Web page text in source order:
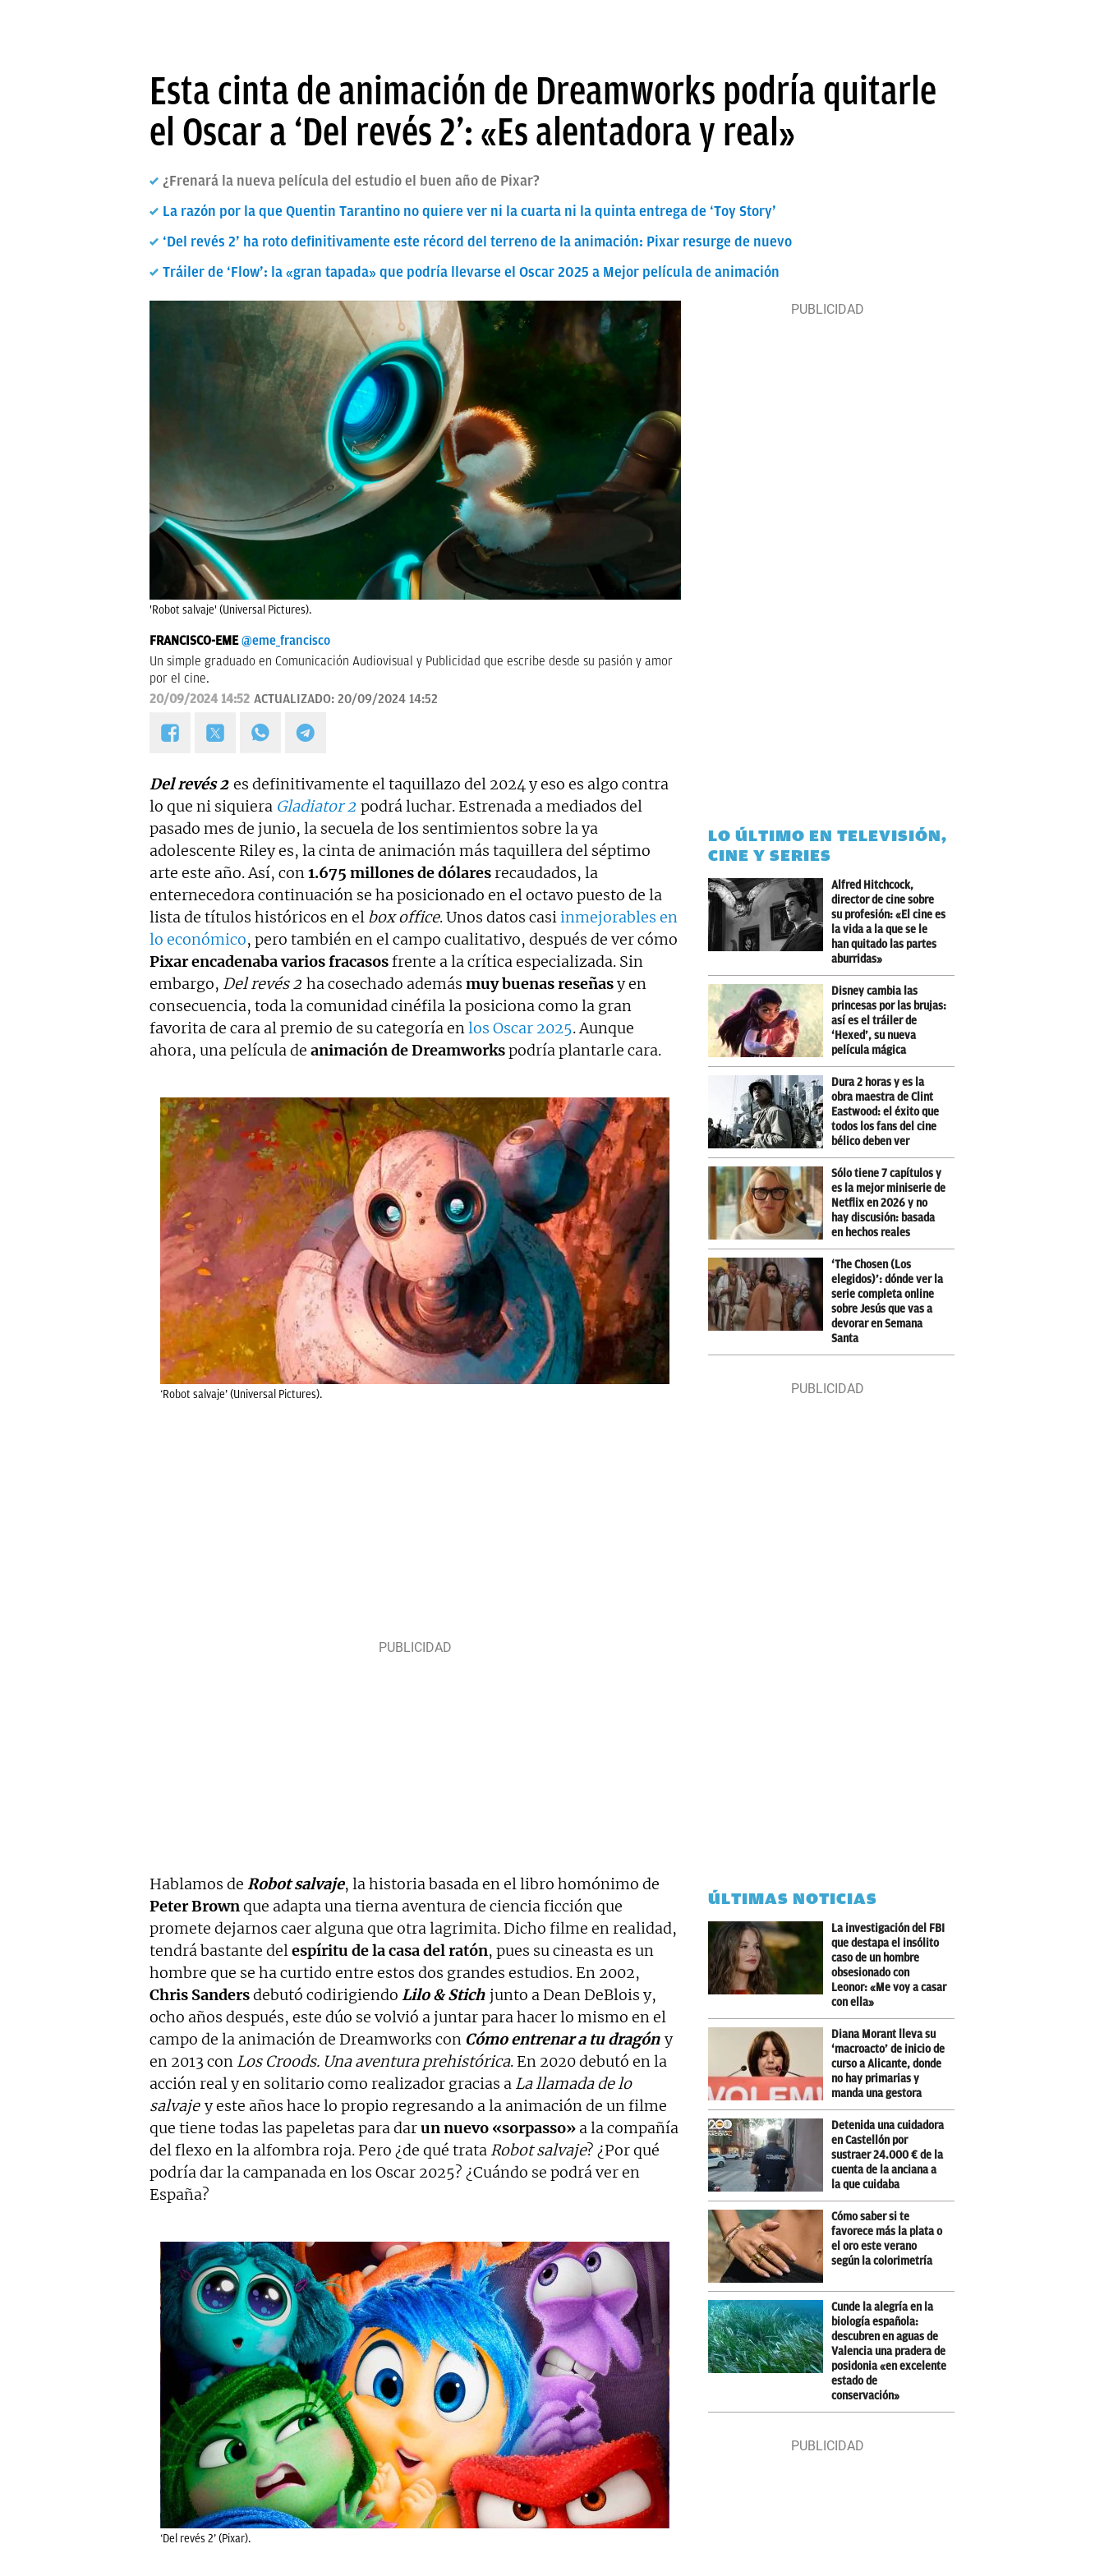
Esta cinta de animación de Dreamworks podría quitarle
el Oscar a ‘Del revés 2’: «Es alentadora y real»
¿Frenará la nueva película del estudio el buen año de Pixar?
La razón por la que Quentin Tarantino no quiere ver ni la cuarta ni la quinta entrega de ‘Toy Story’
‘Del revés 2’ ha roto definitivamente este récord del terreno de la animación: Pixar resurge de nuevo
Tráiler de ‘Flow’: la «gran tapada» que podría llevarse el Oscar 2025 a Mejor película de animación
'Robot salvaje' (Universal Pictures).
FRANCISCO-EME @eme_francisco
Un simple graduado en Comunicación Audiovisual y Publicidad que escribe desde su pasión y amor
por el cine.
20/09/2024 14:52 ACTUALIZADO: 20/09/2024 14:52
Del revés 2 es definitivamente el taquillazo del 2024 y eso es algo contra
lo que ni siquiera Gladiator 2 podrá luchar. Estrenada a mediados del
pasado mes de junio, la secuela de los sentimientos sobre la ya
adolescente Riley es, la cinta de animación más taquillera del séptimo
arte este año. Así, con1.675 millones de dólaresrecaudados, la
enternecedora continuación se ha posicionado en el octavo puesto de la
lista de títulos históricos en el box office. Unos datos casiinmejorables en
lo económico, pero también en el campo cualitativo, después de ver cómo
Pixar encadenaba varios fracasosfrente a la crítica especializada. Sin
embargo, Del revés 2 ha cosechado además muy buenas reseñasy en
consecuencia, toda la comunidad cinéfila la posiciona como la gran
favorita de cara al premio de su categoría enlos Oscar 2025. Aunque
ahora, una película de animación de Dreamworkspodría plantarle cara.
‘Robot salvaje’ (Universal Pictures).
Hablamos de Robot salvaje, la historia basada en el libro homónimo de
Peter Brownque adapta una tierna aventura de ciencia ficción que
promete dejarnos caer alguna que otra lagrimita. Dicho filme en realidad,
tendrá bastante delespíritu de la casa del ratón, pues su cineasta es un
hombre que se ha curtido entre estos dos grandes estudios. En 2002,
Chris Sandersdebutó codirigiendo Lilo & Stich junto a Dean DeBlois y,
ocho años después, este dúo se volvió a juntar para hacer lo mismo en el
campo de la animación de Dreamworks con Cómo entrenar a tu dragón y
en 2013 con Los Croods. Una aventura prehistórica. En 2020 debutó en la
acción real y en solitario como realizador gracias a La llamada de lo
salvaje y este años hace lo propio regresando a la animación de un filme
que tiene todas las papeletas para darun nuevo «sorpasso» a la compañía
del flexo en la alfombra roja. Pero ¿de qué trata Robot salvaje? ¿Por qué
podría dar la campanada en los Oscar 2025? ¿Cuándo se podrá ver en
España?
‘Del revés 2’ (Pixar).
LO ÚLTIMO EN TELEVISIÓN,
CINE Y SERIES
Alfred Hitchcock,
director de cine sobre
su profesión: «El cine es
la vida a la que se le
han quitado las partes
aburridas»
Disney cambia las
princesas por las brujas:
así es el tráiler de
‘Hexed’, su nueva
película mágica
Dura 2 horas y es la
obra maestra de Clint
Eastwood: el éxito que
todos los fans del cine
bélico deben ver
Sólo tiene 7 capítulos y
es la mejor miniserie de
Netflix en 2026 y no
hay discusión: basada
en hechos reales
‘The Chosen (Los
elegidos)’: dónde ver la
serie completa online
sobre Jesús que vas a
devorar en Semana
Santa
ÚLTIMAS NOTICIAS
La investigación del FBI
que destapa el insólito
caso de un hombre
obsesionado con
Leonor: «Me voy a casar
con ella»
Diana Morant lleva su
‘macroacto’ de inicio de
curso a Alicante, donde
no hay primarias y
manda una gestora
Detenida una cuidadora
en Castellón por
sustraer 24.000 € de la
cuenta de la anciana a
la que cuidaba
Cómo saber si te
favorece más la plata o
el oro este verano
según la colorimetría
Cunde la alegría en la
biología española:
descubren en aguas de
Valencia una pradera de
posidonia «en excelente
estado de
conservación»